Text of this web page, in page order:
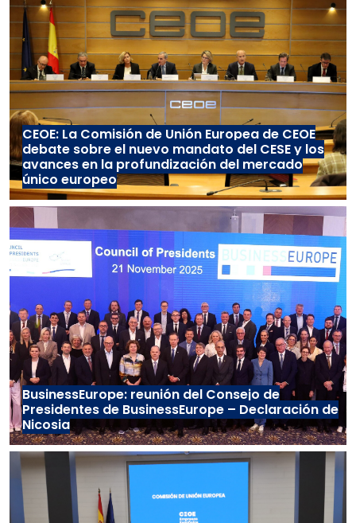
CEOE: La Comisión de Unión Europea de CEOE
debate sobre el nuevo mandato del CESE y los
avances en la profundización del mercado
único europeo
BusinessEurope: reunión del Consejo de
Presidentes de BusinessEurope – Declaración de
Nicosia